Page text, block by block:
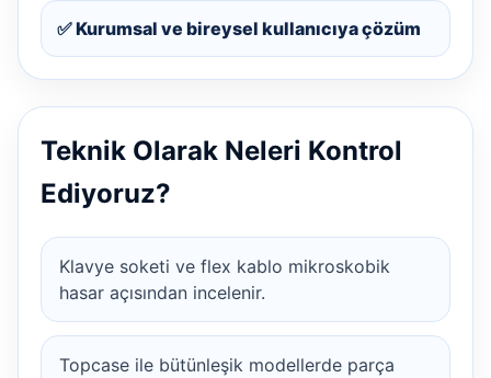
✅ Kurumsal ve bireysel kullanıcıya çözüm
Teknik Olarak Neleri Kontrol
Ediyoruz?
Klavye soketi ve flex kablo mikroskobik
hasar açısından incelenir.
Topcase ile bütünleşik modellerde parça